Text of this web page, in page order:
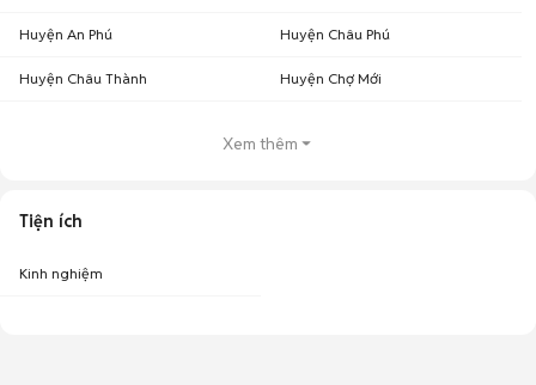
Huyện An Phú Huyện Châu Phú
Huyện Châu Thành Huyện Chợ Mới
Xem thêm
Tiện ích
Kinh nghiệm